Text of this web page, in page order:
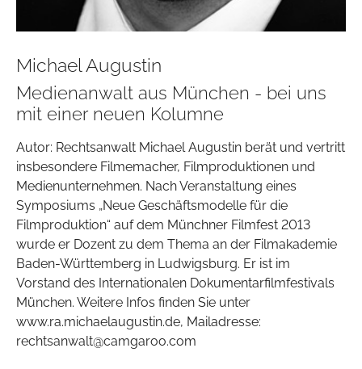
Michael Augustin
Medienanwalt aus München - bei uns
mit einer neuen Kolumne
Autor: Rechtsanwalt Michael Augustin berät und vertritt
insbesondere Filmemacher, Filmproduktionen und
Medienunternehmen. Nach Veranstaltung eines
Symposiums „Neue Geschäftsmodelle für die
Filmproduktion“ auf dem Münchner Filmfest 2013
wurde er Dozent zu dem Thema an der Filmakademie
Baden-Württemberg in Ludwigsburg. Er ist im
Vorstand des Internationalen Dokumentarfilmfestivals
München. Weitere Infos finden Sie unter
www.ra.michaelaugustin.de, Mailadresse:
rechtsanwalt@camgaroo.com